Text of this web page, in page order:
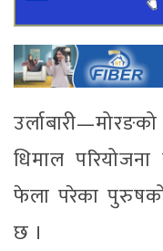
धिमाल
फेला परेका
छ ।